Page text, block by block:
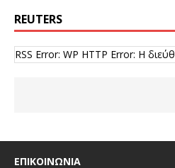
REUTERS
RSS Error: WP HTTP Error: Η
ΕΠΙΚΟΙΝΩΝΙΑ